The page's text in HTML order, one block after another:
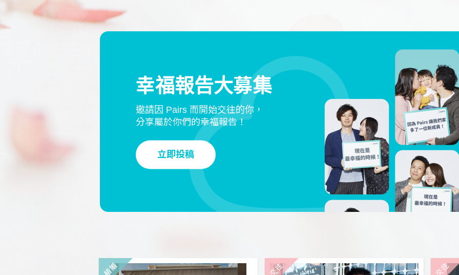
幸福報告大募集
邀請因 Pairs 而開始交往的你，
分享屬於你們的幸福報告！
立即投稿